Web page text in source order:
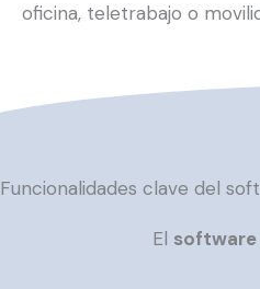
oficina, teletrabajo o
Funcionalidades clave del
El software